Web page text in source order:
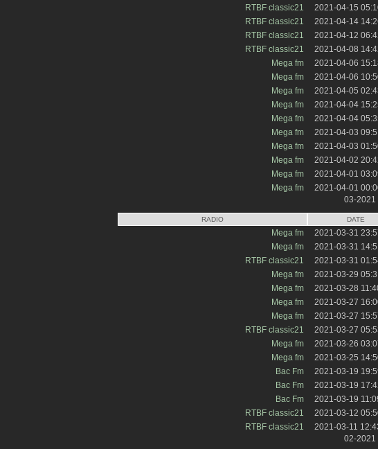
RTBF classic21
2021-04-15
RTBF classic21
2021-04-14
RTBF classic21
2021-04-12
RTBF classic21
2021-04-08
Mega fm
2021-04-06
Mega fm
2021-04-06
Mega fm
2021-04-05
Mega fm
2021-04-04
Mega fm
2021-04-04
Mega fm
2021-04-03
Mega fm
2021-04-03
Mega fm
2021-04-02
Mega fm
2021-04-01
Mega fm
2021-04-01
03-2021
RADIO DATE
Mega fm 2021-03-31
Mega fm
2021-03-31
RTBF classic21
2021-03-31
Mega fm
2021-03-29
Mega fm
2021-03-28
Mega fm
2021-03-27
Mega fm
2021-03-27
RTBF classic21
2021-03-27
Mega fm
2021-03-26
Mega fm
2021-03-25
Bac Fm
2021-03-19
Bac Fm
2021-03-19
Bac Fm
2021-03-19
RTBF classic21
2021-03-12
RTBF classic21
2021-03-11
02-2021